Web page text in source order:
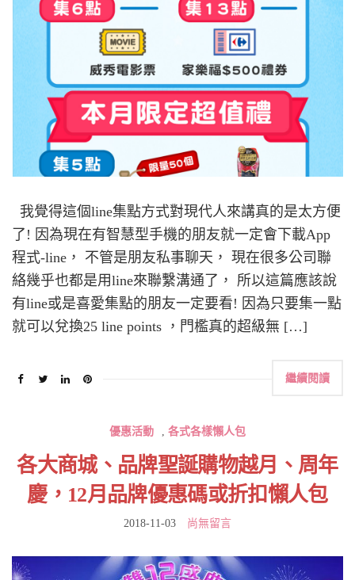
我覺得這個line集點方式對現代人來講真的是太方便
了! 因為現在有智慧型手機的朋友就一定會下載App
程式-line， 不管是朋友私事聊天， 現在很多公司聯
絡幾乎也都是用line來聯繫溝通了， 所以這篇應該說
有line或是喜愛集點的朋友一定要看! 因為只要集一點
就可以兌換25 line points ，門檻真的超級無 […]
繼續閱讀
優惠活動 各式各樣懶人包
各大商城、品牌聖誕購物越月、周年
慶，12月品牌優惠碼或折扣懶人包
2018-11-03 尚無留言